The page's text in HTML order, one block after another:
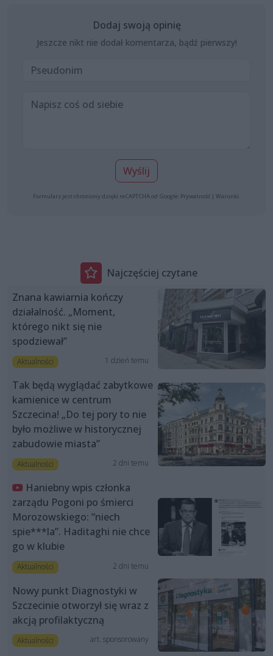
Dodaj swoją opinię
Jeszcze nikt nie dodał komentarza, bądź pierwszy!
Wyślij
Formularz jest chroniony dzięki reCAPTCHA od Google: Prywatność | Warunki
Najczęściej czytane
Znana kawiarnia kończy
działalność. „Moment,
którego nikt się nie
spodziewał”
Aktualności 1 dzień temu
Tak będą wyglądać zabytkowe
kamienice w centrum
Szczecina! „Do tej pory to nie
było możliwe w historycznej
zabudowie miasta”
Aktualności 2 dni temu
Haniebny wpis członka
zarządu Pogoni po śmierci
Morozowskiego: “niech
spie***la”. Haditaghi nie chce
go w klubie
Aktualności 2 dni temu
Nowy punkt Diagnostyki w
Szczecinie otworzył się wraz z
akcją profilaktyczną
Aktualności art. sponsorowany